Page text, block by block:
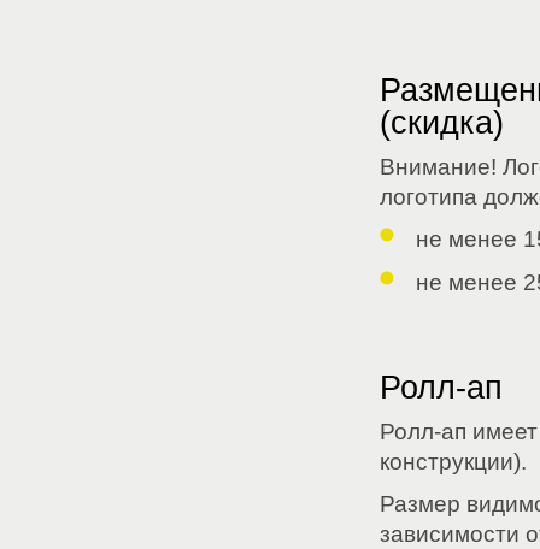
(скидка)
Внимание!
логотипа
не менее
не менее
Ролл-ап
Ролл-ап
конструкции).
Размер
зависимости